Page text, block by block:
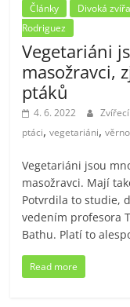
Články Divoká
Rodriguez
Vegetariáni
masožravci,
ptáků
4. 6. 2022
ptáci,vegetariáni,
Vegetariáni jsou
masožravci. Mají
Potvrdila to studie,
vedením profesora
Bathu. Platí to
Read more